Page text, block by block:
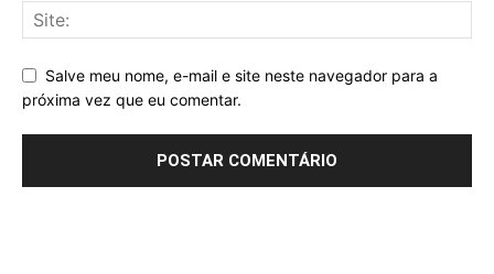
Salve meu nome, e-mail e site neste navegador para a
próxima vez que eu comentar.